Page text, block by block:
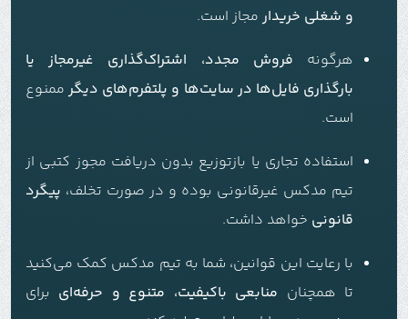
و شغلی خریدارمجاز است.
هرگونه فروش مجدد، اشتراک‌گذاری غیرمجاز یا
بارگذاری فایل‌ها در سایت‌ها و پلتفرم‌های دیگرممنوع
است.
استفاده تجاری یا بازتوزیع بدون دریافت مجوز کتبی از
تیم مدکس غیرقانونی بوده و در صورت تخلف، پیگرد
قانونی خواهد داشت.
با رعایت این قوانین، شما به تیم مدکس کمک می‌کنید
تا همچنان منابعی باکیفیت، متنوع و حرفه‌ای برای